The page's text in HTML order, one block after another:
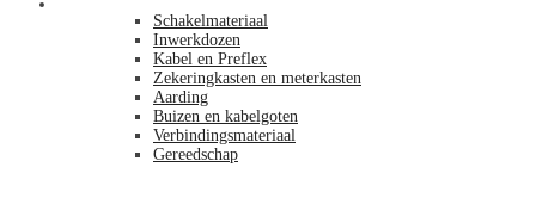
Schakelmateriaal
Inwerkdozen
Kabel en Preflex
Zekeringkasten en meterkasten
Aarding
Buizen en kabelgoten
Verbindingsmateriaal
Gereedschap